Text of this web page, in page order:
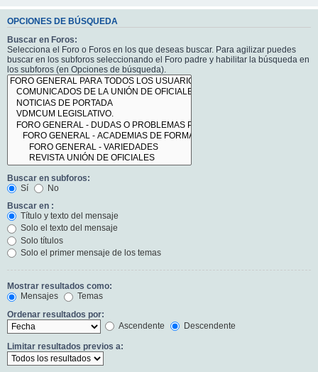
OPCIONES DE BÚSQUEDA
Buscar en Foros:
Selecciona el Foro o Foros en los que deseas buscar. Para agilizar puedes
buscar en los subforos seleccionando el Foro padre y habilitar la búsqueda en
los subforos (en Opciones de búsqueda).
Buscar en subforos:
Sí
No
Buscar en :
Título y texto del mensaje
Solo el texto del mensaje
Solo títulos
Solo el primer mensaje de los temas
Mostrar resultados como:
Mensajes
Temas
Ordenar resultados por:
Ascendente
Descendente
Limitar resultados previos a: